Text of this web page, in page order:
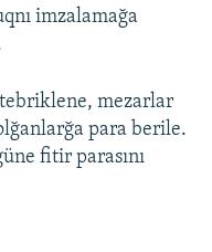
imzalamağa
mezarlar
para berile.
fitir parasını